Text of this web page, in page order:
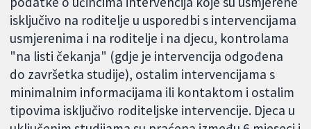
isključivo na roditelje u usporedbi s intervencijama
usmjerenima i na roditelje i na djecu, kontrolama
"na listi čekanja" (gdje je intervencija odgođena
do završetka studije), ostalim intervencijama s
minimalnim informacijama ili kontaktom i ostalim
tipovima isključivo roditeljske intervencije. Djeca u